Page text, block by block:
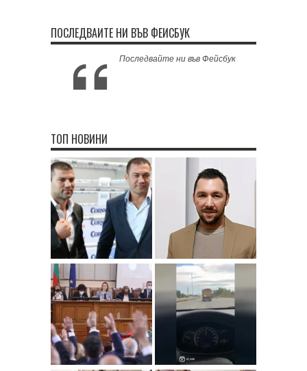
ПОСЛЕДВАЙТЕ НИ ВЪВ ФЕЙСБУК
Последвайте ни във Фейсбук
ТОП НОВИНИ